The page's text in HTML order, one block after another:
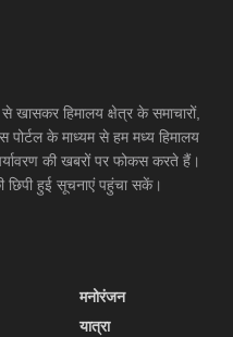
खासकर हिमालय क्षेत्र के समाचारों,
पोर्टल के माध्यम से हम मध्य हिमालय
की खबरों पर फोकस करते हैं।
छिपी हुई सूचनाएं पहुंचा सकें।
मनोरंजन
यात्रा